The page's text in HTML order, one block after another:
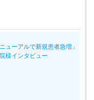
ューアルで新規患者急増」
様インタビュー